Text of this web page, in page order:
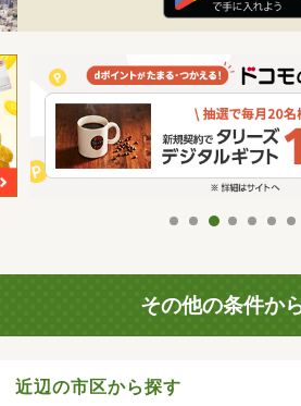
その他の条件か
近辺の市区から探す